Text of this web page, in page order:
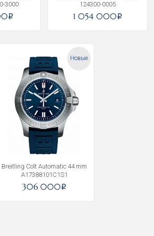
3000
i
124300-0005
1 054 000i
Новые
Breitling Colt Automatic 44 mm
A17388101C1S1
306 000i
Получать на почту